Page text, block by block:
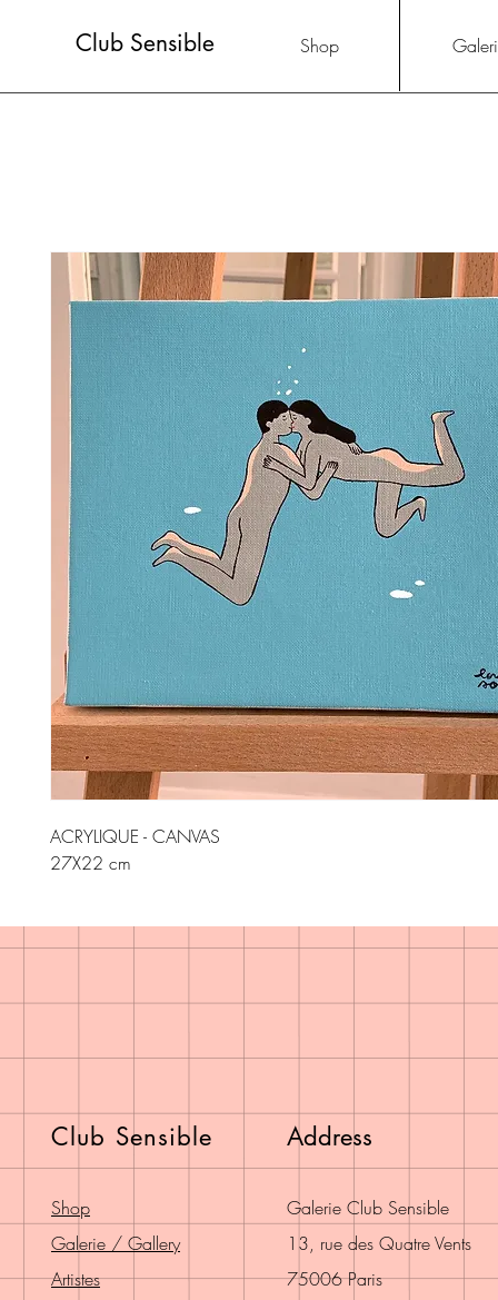
Club Sensible Shop
ACRYLIQUE - CANVAS
27X22 cm
Club Sensible
Shop
Galerie / Gallery
Artistes
Address
Galerie Club Sensible
13, rue des Quatre Vents
75006 Paris